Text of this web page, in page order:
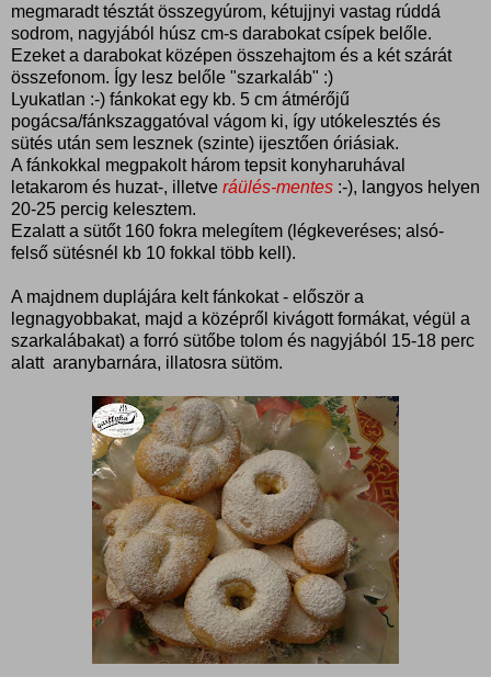
megmaradt tésztát összegyúrom, kétujjnyi vastag rúddá
sodrom, nagyjából húsz cm-s darabokat csípek belőle.
Ezeket a darabokat középen összehajtom és a két szárát
összefonom. Így lesz belőle "szarkaláb" :)
Lyukatlan :-) fánkokat egy kb. 5 cm átmérőjű
pogácsa/fánkszaggatóval vágom ki, így utókelesztés és
sütés után sem lesznek (szinte) ijesztően óriásiak.
A fánkokkal megpakolt három tepsit konyharuhával
letakarom és huzat-, illetve ráülés-mentes :-), langyos helyen
20-25 percig kelesztem.
Ezalatt a sütőt 160 fokra melegítem (légkeveréses; alsó-
felső sütésnél kb 10 fokkal több kell).
A majdnem duplájára kelt fánkokat - először a
legnagyobbakat, majd a középről kivágott formákat, végül a
szarkalábakat) a forró sütőbe tolom és nagyjából 15-18 perc
alatt aranybarnára, illatosra sütöm.